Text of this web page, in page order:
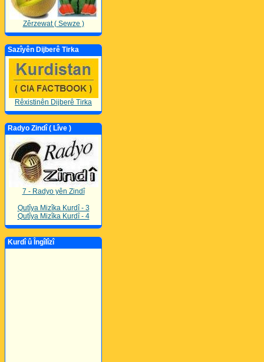
Zêrzewat ( Sewze )
Sazîyên Dijberê Tirka
Rêxistinên Dijberê Tirka
Radyo Zindî ( Lîve )
7 - Radyo yên Zindî
Qutîya Mizîka Kurdî - 3
Qutîya Mizîka Kurdî - 4
Kurdî û Îngîlîzî